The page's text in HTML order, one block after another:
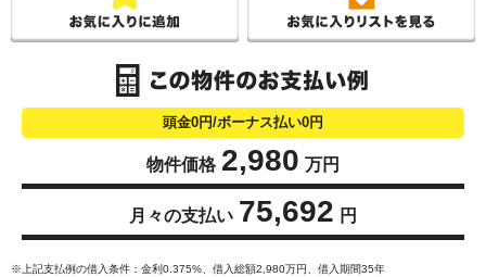
頭金0円/ボーナス払い0円
物件価格 2,980 万円
月々の支払い 75,692 円
※上記支払例の借入条件：金利0.375%、借入総額2,980万円、借入期間35年